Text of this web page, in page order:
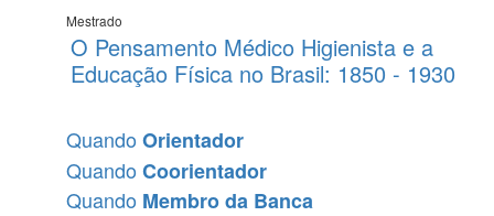
Mestrado
O Pensamento Médico Higienista e a
Educação Física no Brasil: 1850 - 1930
Quando Orientador
Quando Coorientador
Quando Membro da Banca